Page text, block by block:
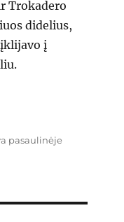
Trokadero
didelius,
į
pasaulinėje